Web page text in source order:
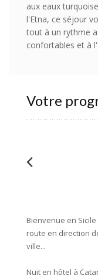
aux eaux
l'Etna, ce séjour
tout à un rythme
confortables et à
Votre
Bienvenue en
route en direction
ville...
Nuit en hôtel à